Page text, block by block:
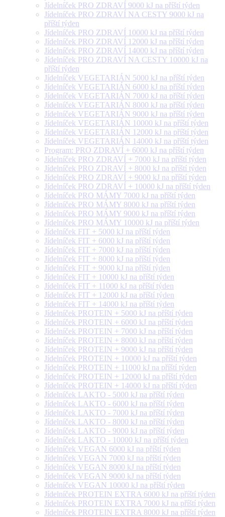
Jídelníček PRO ZDRAVÍ 9000 kJ na příští týden
Jídelníček PRO ZDRAVÍ NA CESTY 9000 kJ na
příští týden
Jídelníček PRO ZDRAVÍ 10000 kJ na příští týden
Jídelníček PRO ZDRAVÍ 12000 kJ na příští týden
Jídelníček PRO ZDRAVÍ 14000 kJ na příští týden
Jídelníček PRO ZDRAVÍ NA CESTY 10000 kJ na
příští týden
Jídelníček VEGETARIÁN 5000 kJ na příští týden
Jídelníček VEGETARIÁN 6000 kJ na příští týden
Jídelníček VEGETARIÁN 7000 kJ na příští týden
Jídelníček VEGETARIÁN 8000 kJ na příští týden
Jídelníček VEGETARIÁN 9000 kJ na příští týden
Jídelníček VEGETARIÁN 10000 kJ na příští týden
Jídelníček VEGETARIÁN 12000 kJ na příští týden
Jídelníček VEGETARIÁN 14000 kJ na příští týden
Program: PRO ZDRAVÍ + 6000 kJ na příští týden
Jídelníček PRO ZDRAVÍ + 7000 kJ na příští týden
Jídelníček PRO ZDRAVÍ + 8000 kJ na příští týden
Jídelníček PRO ZDRAVÍ + 9000 kJ na příští týden
Jídelníček PRO ZDRAVÍ + 10000 kJ na příští týden
Jídelníček PRO MÁMY 7000 kJ na příští týden
Jídelníček PRO MÁMY 8000 kJ na příští týden
Jídelníček PRO MÁMY 9000 kJ na příští týden
Jídelníček PRO MÁMY 10000 kJ na příští týden
Jídelníček FIT + 5000 kJ na příští týden
Jídelníček FIT + 6000 kJ na příští týden
Jídelníček FIT + 7000 kJ na příští týden
Jídelníček FIT + 8000 kJ na příští týden
Jídelníček FIT + 9000 kJ na příští týden
Jídelníček FIT + 10000 kJ na příští týden
Jídelníček FIT + 11000 kJ na příští týden
Jídelníček FIT + 12000 kJ na příští týden
Jídelníček FIT + 14000 kJ na příští týden
Jídelníček PROTEIN + 5000 kJ na příští týden
Jídelníček PROTEIN + 6000 kJ na příští týden
Jídelníček PROTEIN + 7000 kJ na příští týden
Jídelníček PROTEIN + 8000 kJ na příští týden
Jídelníček PROTEIN + 9000 kJ na příští týden
Jídelníček PROTEIN + 10000 kJ na příští týden
Jídelníček PROTEIN + 11000 kJ na příští týden
Jídelníček PROTEIN + 12000 kJ na příští týden
Jídelníček PROTEIN + 14000 kJ na příští týden
Jídelníček LAKTO - 5000 kJ na příští týden
Jídelníček LAKTO - 6000 kJ na příští týden
Jídelníček LAKTO - 7000 kJ na příští týden
Jídelníček LAKTO - 8000 kJ na příští týden
Jídelníček LAKTO - 9000 kJ na příští týden
Jídelníček LAKTO - 10000 kJ na příští týden
Jídelníček VEGAN 6000 kJ na příští týden
Jídelníček VEGAN 7000 kJ na příští týden
Jídelníček VEGAN 8000 kJ na příští týden
Jídelníček VEGAN 9000 kJ na příští týden
Jídelníček VEGAN 10000 kJ na příští týden
Jídelníček PROTEIN EXTRA 6000 kJ na příští týden
Jídelníček PROTEIN EXTRA 7000 kJ na příští týden
Jídelníček PROTEIN EXTRA 8000 kJ na příští týden